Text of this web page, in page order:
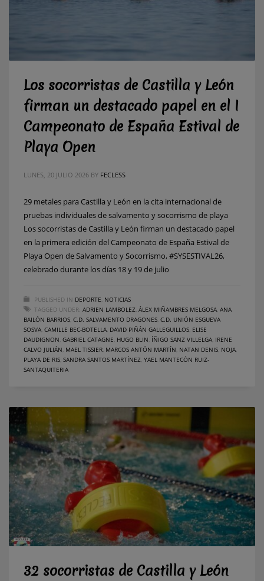
Los socorristas de Castilla y León
firman un destacado papel en el I
Campeonato de España Estival de
Playa Open
LUNES, 20 JULIO 2026 BY FECLESS
29 metales para Castilla y León en la cita internacional de
pruebas individuales de salvamento y socorrismo de playa
Los socorristas de Castilla y León firman un destacado papel
en la primera edición del Campeonato de España Estival de
Playa Open de Salvamento y Socorrismo, #SYSESTIVAL26,
celebrado durante los días 18 y 19 de julio
PUBLISHED IN DEPORTE NOTICIAS
TAGGED UNDER: ADRIEN LAMBOLEZ ÁLEX MIÑAMBRES MELGOSA ANA
BAILÓN BARRIOS C.D. SALVAMENTO DRAGONES C.D. UNIÓN ESGUEVA
SOSVA CAMILLE BEC-BOTELLA DAVID PIÑÁN GALLEGUILLOS ELISE
DAUDIGNON GABRIEL CATAGNE HUGO BLIN ÍÑIGO SANZ VILLELGA IRENE
CALVO JULIÁN MAEL TISSIER MARCOS ANTÓN MARTÍN NATAN DENIS NOJA
PLAYA DE RIS SANDRA SANTOS MARTÍNEZ YAEL MANTECÓN RUIZ-
SANTAQUITERIA
32 socorristas de Castilla y León